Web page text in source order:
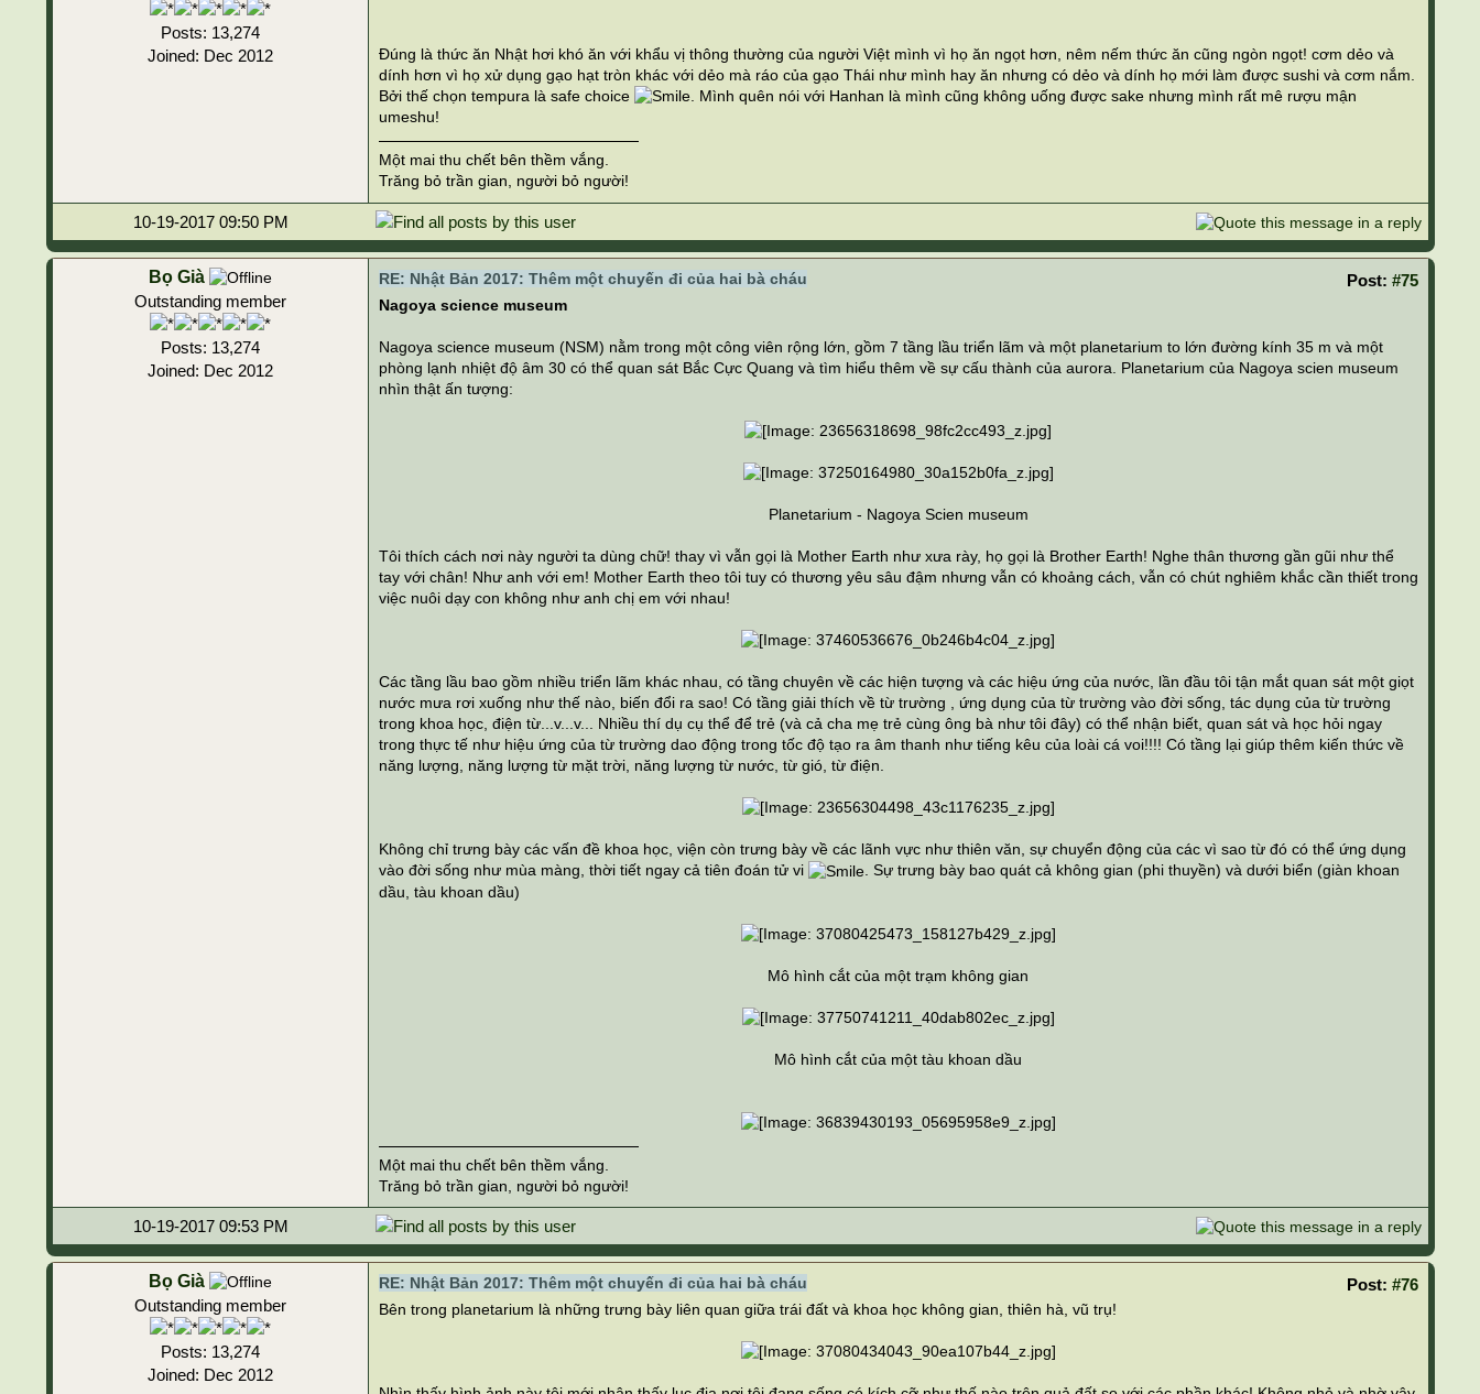
Posts: 13,274
Joined: Dec 2012
Đúng là thức ăn Nhật hơi khó ăn với khẩu vị thông thường của người Việt mình vì họ ăn ngọt hơn, nêm nếm thức ăn cũng ngòn ngọt! cơm dẻo và
dính hơn vì họ xử dụng gạo hạt tròn khác với dẻo mà ráo của gạo Thái như mình hay ăn nhưng có dẻo và dính họ mới làm được sushi và cơm nắm.
Bởi thế chọn tempura là safe choice
. Mình quên nói với Hanhan là mình cũng không uống được sake nhưng mình rất mê rượu mận
umeshu!
Một mai thu chết bên thềm vắng.
Trăng bỏ trần gian, người bỏ người!
10-19-2017 09:50 PM
Bọ Già
Outstanding member
Posts: 13,274
Joined: Dec 2012
Post: #75
RE: Nhật Bản 2017: Thêm một chuyến đi của hai bà cháu
Nagoya science museum
Nagoya science museum (NSM) nằm trong một công viên rộng lớn, gồm 7 tầng lầu triển lãm và một planetarium to lớn đường kính 35 m và một
phòng lạnh nhiệt độ âm 30 có thể quan sát Bắc Cực Quang và tìm hiểu thêm về sự cấu thành của aurora. Planetarium của Nagoya scien museum
nhìn thật ấn tượng:
Planetarium - Nagoya Scien museum
Tôi thích cách nơi này người ta dùng chữ! thay vì vẫn gọi là Mother Earth như xưa rày, họ gọi là Brother Earth! Nghe thân thương gần gũi như thể
tay với chân! Như anh với em! Mother Earth theo tôi tuy có thương yêu sâu đậm nhưng vẫn có khoảng cách, vẫn có chút nghiêm khắc cần thiết trong
việc nuôi dạy con không như anh chị em với nhau!
Các tầng lầu bao gồm nhiều triển lãm khác nhau, có tầng chuyên về các hiện tượng và các hiệu ứng của nước, lần đầu tôi tận mắt quan sát một giọt
nước mưa rơi xuống như thế nào, biến đổi ra sao! Có tầng giải thích về từ trường , ứng dụng của từ trường vào đời sống, tác dụng của từ trường
trong khoa học, điện từ...v...v... Nhiều thí dụ cụ thể để trẻ (và cả cha mẹ trẻ cùng ông bà như tôi đây) có thể nhận biết, quan sát và học hỏi ngay
trong thực tế như hiệu ứng của từ trường dao động trong tốc độ tạo ra âm thanh như tiếng kêu của loài cá voi!!!! Có tầng lại giúp thêm kiến thức về
năng lượng, năng lượng từ mặt trời, năng lượng từ nước, từ gió, từ điện.
Không chỉ trưng bày các vấn đề khoa học, viện còn trưng bày về các lãnh vực như thiên văn, sự chuyển động của các vì sao từ đó có thể ứng dụng
vào đời sống như mùa màng, thời tiết ngay cả tiên đoán tử vi
. Sự trưng bày bao quát cả không gian (phi thuyền) và dưới biển (giàn khoan
dầu, tàu khoan dầu)
Mô hình cắt của một trạm không gian
Mô hình cắt của một tàu khoan dầu
Một mai thu chết bên thềm vắng.
Trăng bỏ trần gian, người bỏ người!
10-19-2017 09:53 PM
Bọ Già
Outstanding member
Posts: 13,274
Joined: Dec 2012
Post: #76
RE: Nhật Bản 2017: Thêm một chuyến đi của hai bà cháu
Bên trong planetarium là những trưng bày liên quan giữa trái đất và khoa học không gian, thiên hà, vũ trụ!